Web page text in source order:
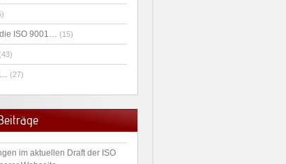
ISO 9001… (15)
(43)
(27)
im aktuellen Draft der ISO